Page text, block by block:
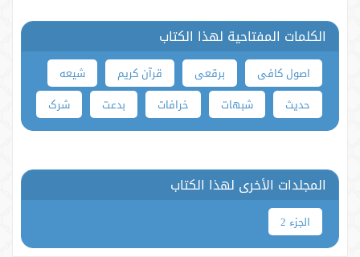
الكلمات المفتاحية لهذا الكتاب
اصول کافی برقعی قرآن کریم
شیعه
حدیث
شبهات خرافات بدعت شرک
المجلدات الأخرى لهذا الكتاب
الجزء 2